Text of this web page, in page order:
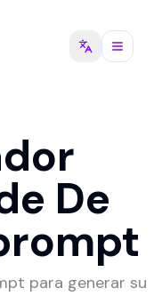
De
para generar su